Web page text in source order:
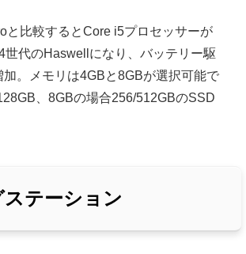
と比較するとCore i5プロセッサーが
世代のHaswellになり、バッテリー駆
。メモリは4GBと8GBが選択可能で
、8GBの場合256/512GBのSSD
ステーション